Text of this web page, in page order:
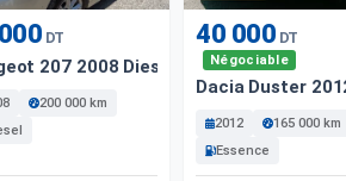
DT
207 2008 Diesel
200 000 km
40 000 DT
Négociable
Dacia Duster
2012
165 000 km
Essence